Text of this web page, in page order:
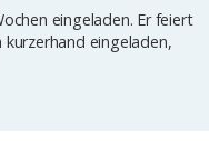
eingeladen. Er feiert
eingeladen,